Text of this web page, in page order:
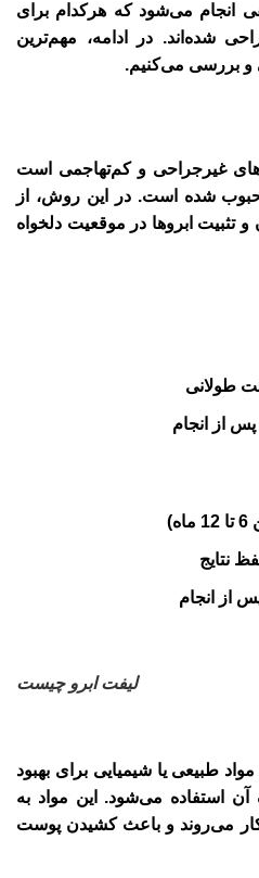
انجام می‌شود که هرکدام برای
شده‌اند. در ادامه، مهم‌ترین
و بررسی می‌کنیم.
غیرجراحی و کم‌تهاجمی است
شده است. در این روش، از
تثبیت ابروها در موقعیت دلخواه
طولانی
پس از انجام
نتایج
از انجام
لیفت ابرو چیست
مواد طبیعی یا شیمیایی برای بهبود
استفاده می‌شود. این مواد به
می‌روند و باعث کشیدن پوست